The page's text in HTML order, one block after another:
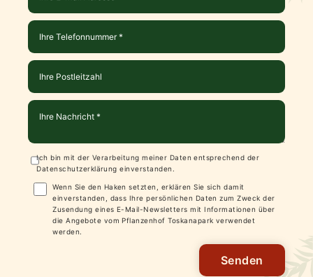
Ich bin mit der Verarbeitung meiner Daten entsprechend der
Datenschutzerklärung einverstanden.
Wenn Sie den Haken setzten, erklären Sie sich damit
einverstanden, dass Ihre persönlichen Daten zum Zweck der
Zusendung eines E-Mail-Newsletters mit Informationen über
die Angebote vom Pflanzenhof Toskanapark verwendet
werden.
Senden